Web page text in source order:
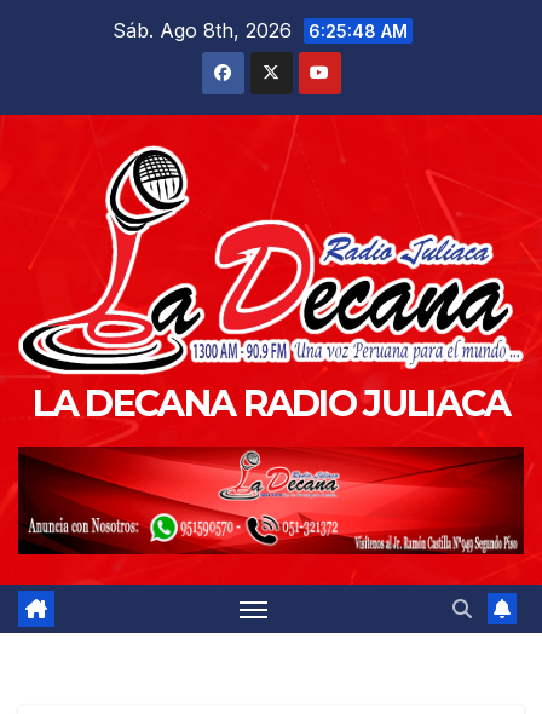
Sáb. Ago 8th, 2026 6:25:50 AM
LA DECANA RADIO JULIACA